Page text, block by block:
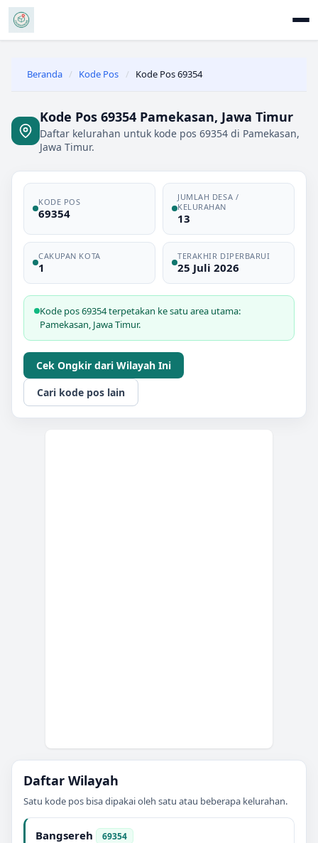
Beranda / Kode Pos / Kode Pos 69354
Kode Pos 69354 Pamekasan, Jawa Timur
Daftar kelurahan untuk kode pos 69354 di Pamekasan,
Jawa Timur.
KODE POS
69354
JUMLAH DESA /
KELURAHAN
13
CAKUPAN KOTA
1
TERAKHIR DIPERBARUI
25 Juli 2026
Kode pos 69354 terpetakan ke satu area utama:
Pamekasan, Jawa Timur.
Cek Ongkir dari Wilayah Ini
Cari kode pos lain
Daftar Wilayah
Satu kode pos bisa dipakai oleh satu atau beberapa kelurahan.
Bangsereh 69354